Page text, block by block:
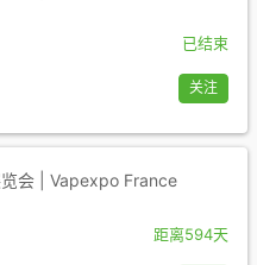
已结束
关注
会 | Vapexpo France
距离594天